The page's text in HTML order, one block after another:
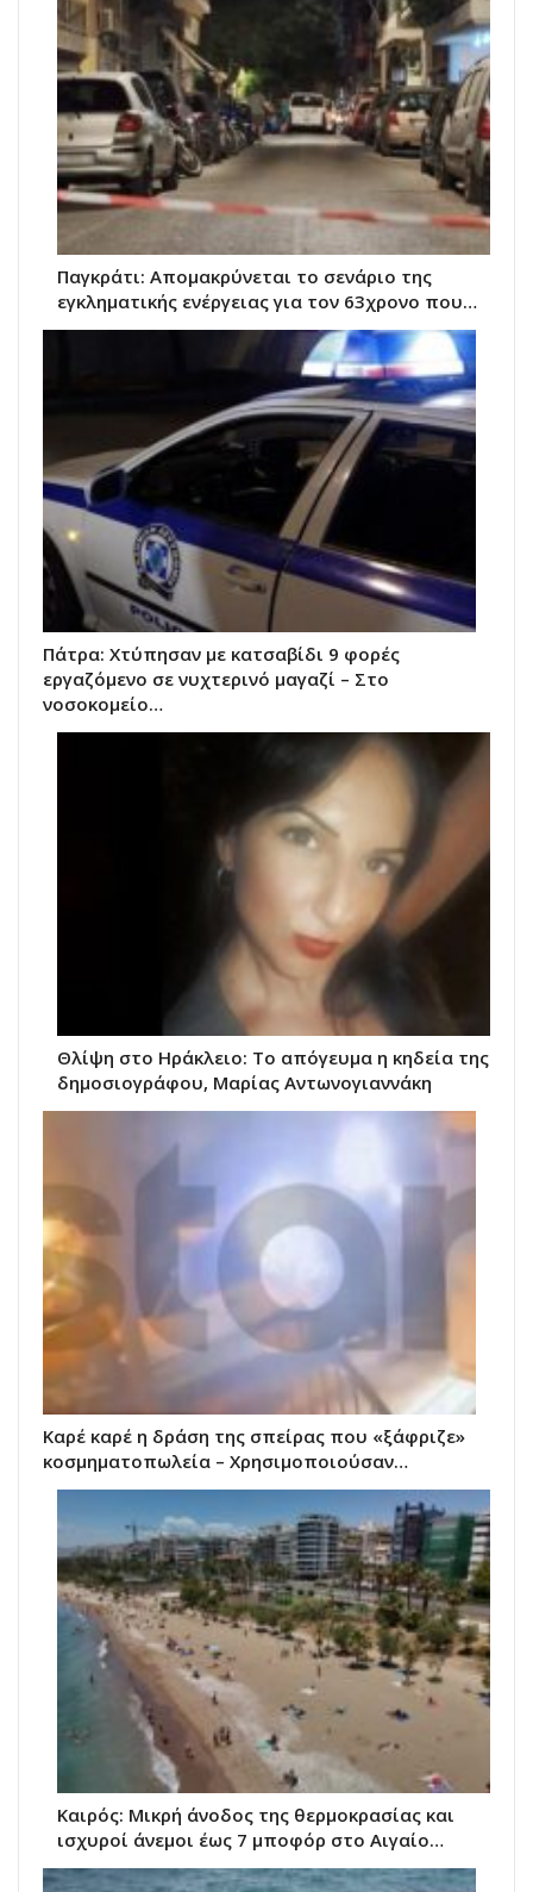
Παγκράτι: Απομακρύνεται το σενάριο της
εγκληματικής ενέργειας για τον 63χρονο που…
Πάτρα: Χτύπησαν με κατσαβίδι 9 φορές
εργαζόμενο σε νυχτερινό μαγαζί – Στο
νοσοκομείο…
Θλίψη στο Ηράκλειο: Το απόγευμα η κηδεία της
δημοσιογράφου, Μαρίας Αντωνογιαννάκη
Καρέ καρέ η δράση της σπείρας που «ξάφριζε»
κοσμηματοπωλεία – Χρησιμοποιούσαν…
Καιρός: Μικρή άνοδος της θερμοκρασίας και
ισχυροί άνεμοι έως 7 μποφόρ στο Αιγαίο…